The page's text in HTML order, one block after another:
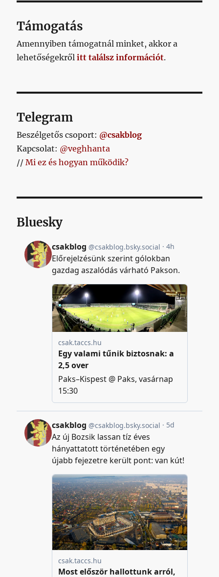
AL
OLD
Támogatás
Amennyiben támogatnál minket, akkor a
lehetőségekrőlitt találsz információt.
Telegram
Beszélgetős csoport: @csakblog
Kapcsolat: @veghhanta
//Mi ez és hogyan működik?
Bluesky